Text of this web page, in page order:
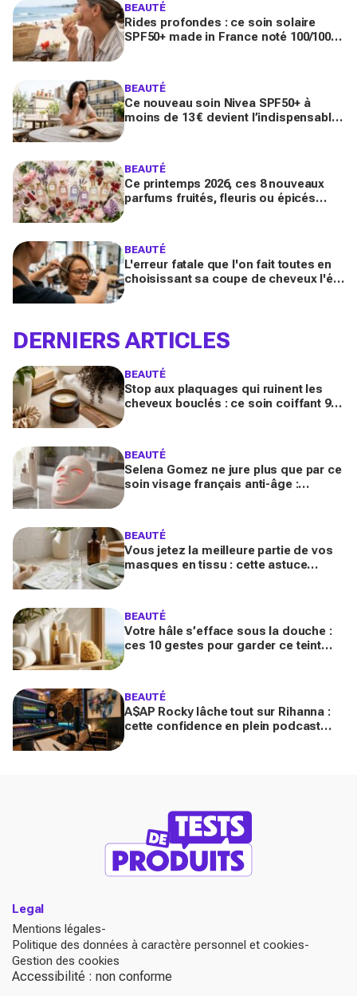
BEAUTÉ
Rides profondes : ce soin solaire
SPF50+ made in France noté 100/100
BEAUTÉ
Ce nouveau soin Nivea SPF50+ à
moins de 13 € devient l’indispensable
BEAUTÉ
Ce printemps 2026, ces 8 nouveaux
parfums fruités, fleuris ou épicés
BEAUTÉ
L'erreur fatale que l'on fait toutes en
choisissant sa coupe de cheveux l'été
DERNIERS ARTICLES
BEAUTÉ
Stop aux plaquages qui ruinent les
cheveux bouclés : ce soin coiffant 98
BEAUTÉ
Selena Gomez ne jure plus que par ce
soin visage français anti-âge :
BEAUTÉ
Vous jetez la meilleure partie de vos
masques en tissu : cette astuce
BEAUTÉ
Votre hâle s’efface sous la douche :
ces 10 gestes pour garder ce teint
BEAUTÉ
A$AP Rocky lâche tout sur Rihanna :
cette confidence en plein podcast
Legal
Mentions légales
Politique des données à caractère personnel et cookies
Gestion des cookies
Accessibilité : non conforme